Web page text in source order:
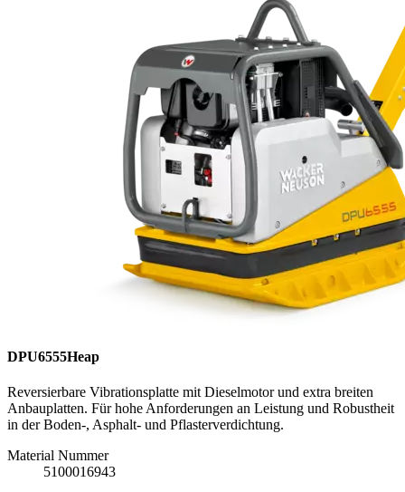
DPU6555Heap
Reversierbare Vibrationsplatte mit Dieselmotor und extra breiten
Anbauplatten. Für hohe Anforderungen an Leistung und Robustheit
in der Boden-, Asphalt- und Pflasterverdichtung.
Material Nummer
5100016943